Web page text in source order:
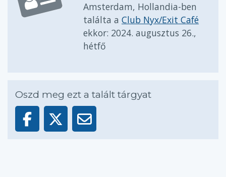
Amsterdam, Hollandia-ben
találta a Club Nyx/Exit Café
ekkor: 2024. augusztus 26.,
hétfő
Oszd meg ezt a talált tárgyat